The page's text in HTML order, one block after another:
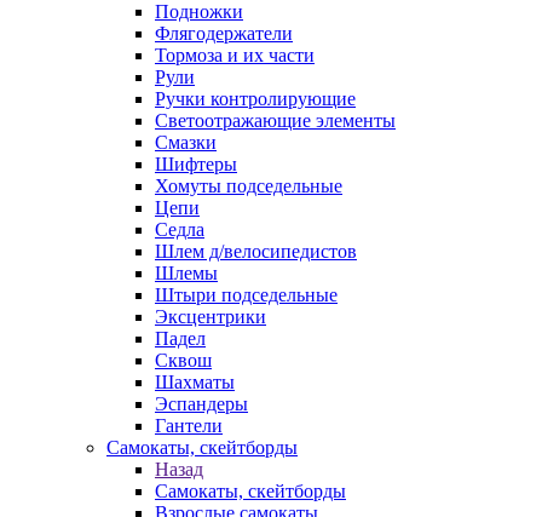
Подножки
Флягодержатели
Тормоза и их части
Рули
Ручки контролирующие
Светоотражающие элементы
Смазки
Шифтеры
Хомуты подседельные
Цепи
Седла
Шлем д/велосипедистов
Шлемы
Штыри подседельные
Эксцентрики
Падел
Сквош
Шахматы
Эспандеры
Гантели
Самокаты, скейтборды
Назад
Самокаты, скейтборды
Взрослые самокаты